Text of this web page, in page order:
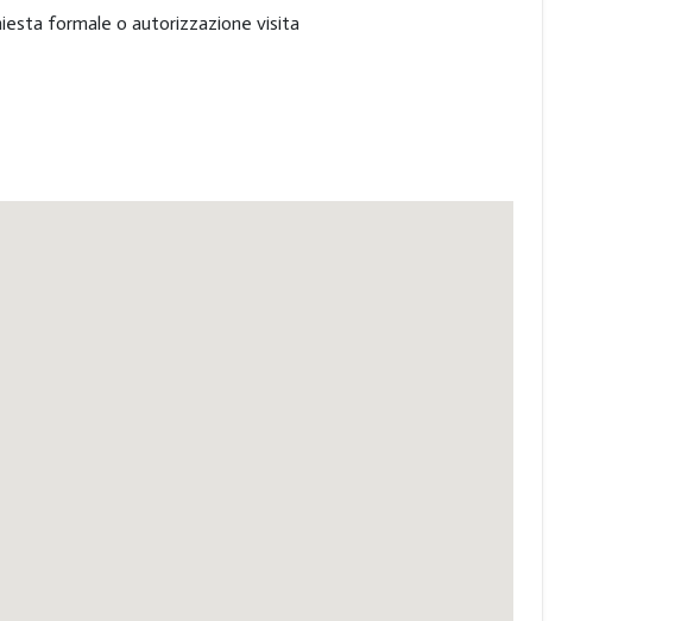
formale o autorizzazione visita